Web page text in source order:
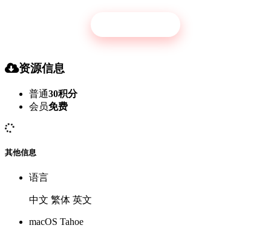
资源信息
普通30积分
会员免费
其他信息
语言
中文 繁体 英文
macOS Tahoe